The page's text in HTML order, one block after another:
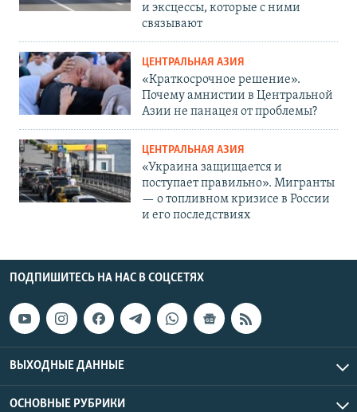
и эксцессы, которые с ними
связывают
ЦЕНТРАЛЬНАЯ АЗИЯ
«Краткосрочное решение».
Почему амнистии в Центральной
Азии не панацея от проблемы?
ЦЕНТРАЛЬНАЯ АЗИЯ
«Украина защищается и
поступает правильно». Мигранты
— о топливном кризисе в России
и его последствиях
ПОДПИШИТЕСЬ НА НАС В СОЦСЕТЯХ
ВЫХОДНЫЕ ДАННЫЕ
ОСНОВНЫЕ РУБРИКИ